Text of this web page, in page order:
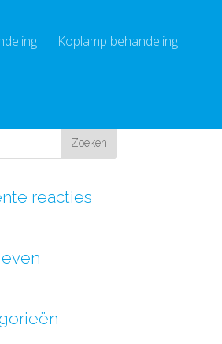
Koplamp behandeling
reacties